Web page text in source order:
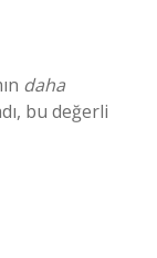
daha
bu değerli